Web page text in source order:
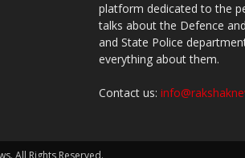
platform dedicated to the
talks about the Defence
and State Police
everything about them.
Contact us:
All Rights Reserved.